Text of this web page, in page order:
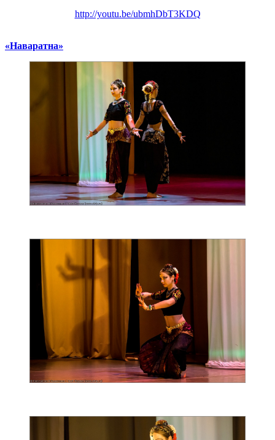
http://youtu.be/ubmhDbT3KDQ
«Наваратна»